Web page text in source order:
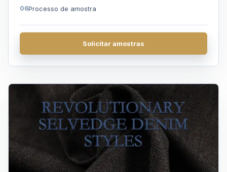
Processo de amostra
Perguntas frequentes
Obter uma cotação
Solicitar amostras